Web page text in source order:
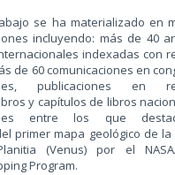
se ha materializado en
incluyendo: más de 40
indexadas con
de 60 comunicaciones en
publicaciones en
y capítulos de libros
entre los que
primer mapa geológico de la
(Venus) por el NASA/
Program.